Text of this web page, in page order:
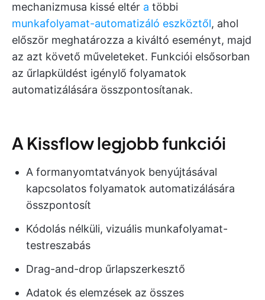
mechanizmusa kissé eltér a többi
munkafolyamat-automatizáló eszköztől, ahol
először meghatározza a kiváltó eseményt, majd
az azt követő műveleteket. Funkciói elsősorban
az űrlapküldést igénylő folyamatok
automatizálására összpontosítanak.
A Kissflow legjobb funkciói
A formanyomtatványok benyújtásával
kapcsolatos folyamatok automatizálására
összpontosít
Kódolás nélküli, vizuális munkafolyamat-
testreszabás
Drag-and-drop űrlapszerkesztő
Adatok és elemzések az összes